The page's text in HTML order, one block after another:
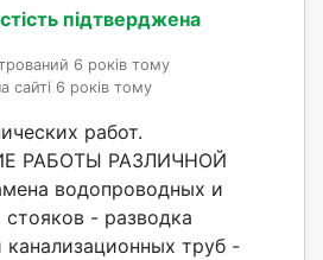
підтверджена
6 років тому
сайті 6 років тому
работ.
РАБОТЫ РАЗЛИЧНОЙ
водопроводных и
- разводка
труб -